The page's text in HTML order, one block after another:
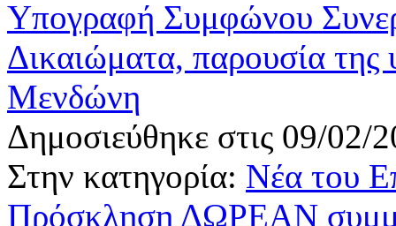
Υπογραφή Συμφώνου
Δικαιώματα, παρουσία της
Μενδώνη
Δημοσιεύθηκε στις 09/02/
Στην κατηγορία: Νέα του
Πρόσκληση ΔΩΡΕΑΝ